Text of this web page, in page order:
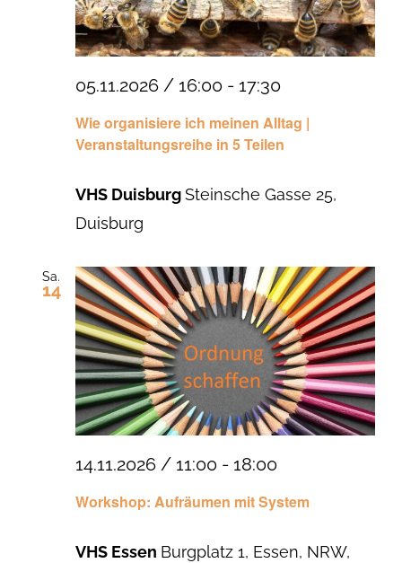
Wie organisiere ich meinen Alltag |
Veranstaltungsreihe in 5 Teilen
05.11.2026 / 16:00 - 17:30
VHS DuisburgSteinsche Gasse 25,
Duisburg
Sa.
14
Workshop: Aufräumen mit System
14.11.2026 / 11:00 - 18:00
VHS Essen Burgplatz 1, Essen, NRW,